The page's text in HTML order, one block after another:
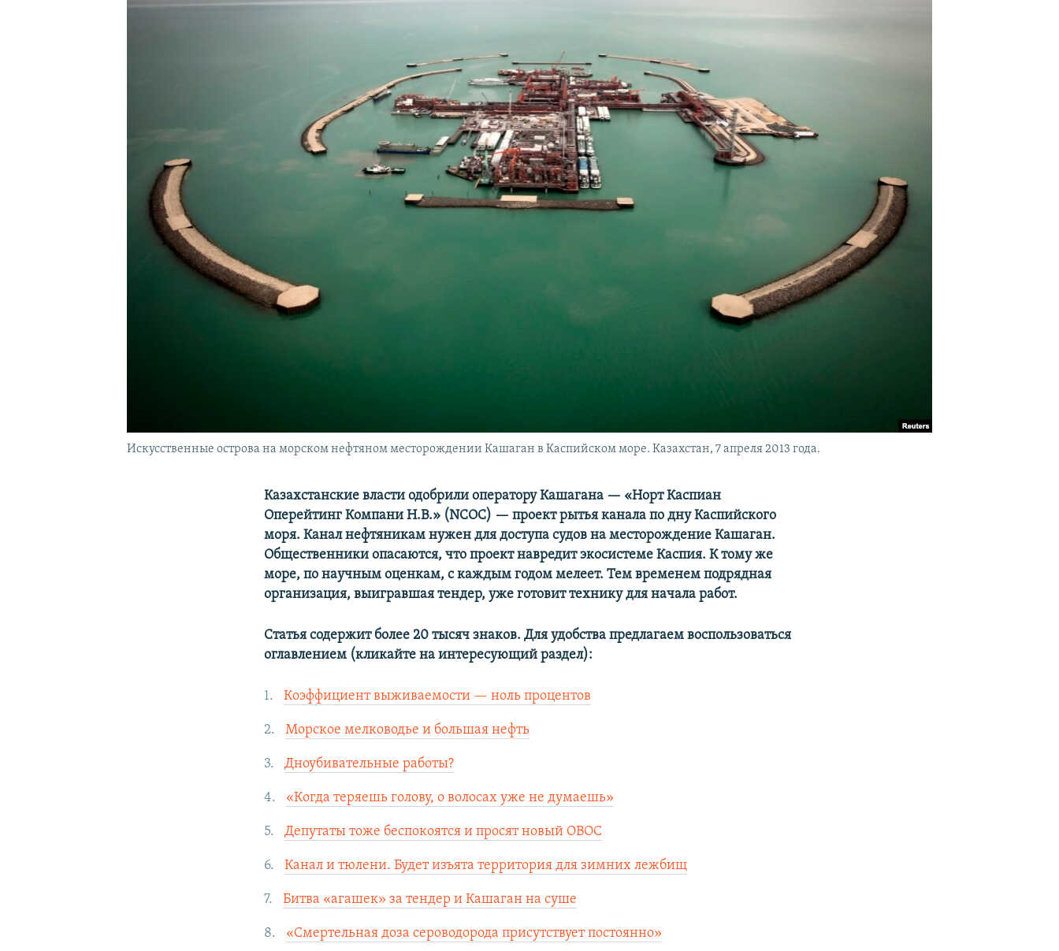
Искусственные острова на морском нефтяном месторождении Кашаган в Каспийском море. Казахстан, 7 апреля 2013 года.
Казахстанские власти одобрили оператору Кашагана — «Норт Каспиан
Оперейтинг Компани Н.В.» (NCOC) — проект рытья канала по дну Каспийского
моря. Канал нефтяникам нужен для доступа судов на месторождение Кашаган.
Общественники опасаются, что проект навредит экосистеме Каспия. К тому же
море, по научным оценкам, с каждым годом мелеет. Тем временем подрядная
организация, выигравшая тендер, уже готовит технику для начала работ.
Статья содержит более 20 тысяч знаков. Для удобства предлагаем воспользоваться
оглавлением (кликайте на интересующий раздел):
Коэффициент выживаемости — ноль процентов
Морское мелководье и большая нефть
Дноубивательные работы?
«Когда теряешь голову, о волосах уже не думаешь»
Депутаты тоже беспокоятся и просят новый ОВОС
Канал и тюлени. Будет изъята территория для зимних лежбищ
Битва «агашек» за тендер и Кашаган на суше
«Смертельная доза сероводорода присутствует постоянно»